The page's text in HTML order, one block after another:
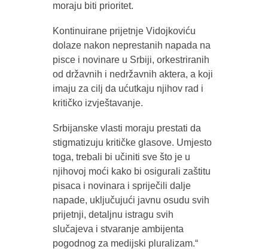
moraju biti prioritet.
Kontinuirane prijetnje Vidojkoviću
dolaze nakon neprestanih napada na
pisce i novinare u Srbiji, orkestriranih
od državnih i nedržavnih aktera, a koji
imaju za cilj da ućutkaju njihov rad i
kritičko izvještavanje.
Srbijanske vlasti moraju prestati da
stigmatizuju kritičke glasove. Umjesto
toga, trebali bi učiniti sve što je u
njihovoj moći kako bi osigurali zaštitu
pisaca i novinara i spriječili dalje
napade, uključujući javnu osudu svih
prijetnji, detaljnu istragu svih
slučajeva i stvaranje ambijenta
pogodnog za medijski pluralizam.“